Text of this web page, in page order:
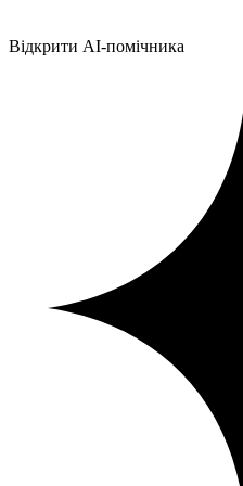
Відкрити AI-помічника